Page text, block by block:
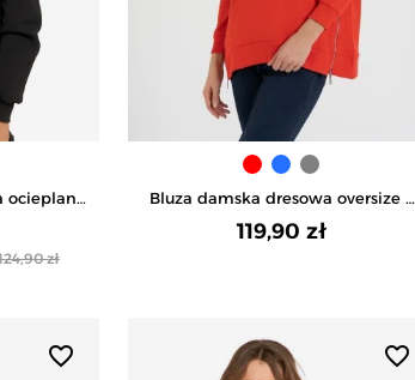
ocieplana
zł
Bluza damska dresowa oversize z
kapturem - CZERWONY
119,90 zł
favorite_border favorite_border